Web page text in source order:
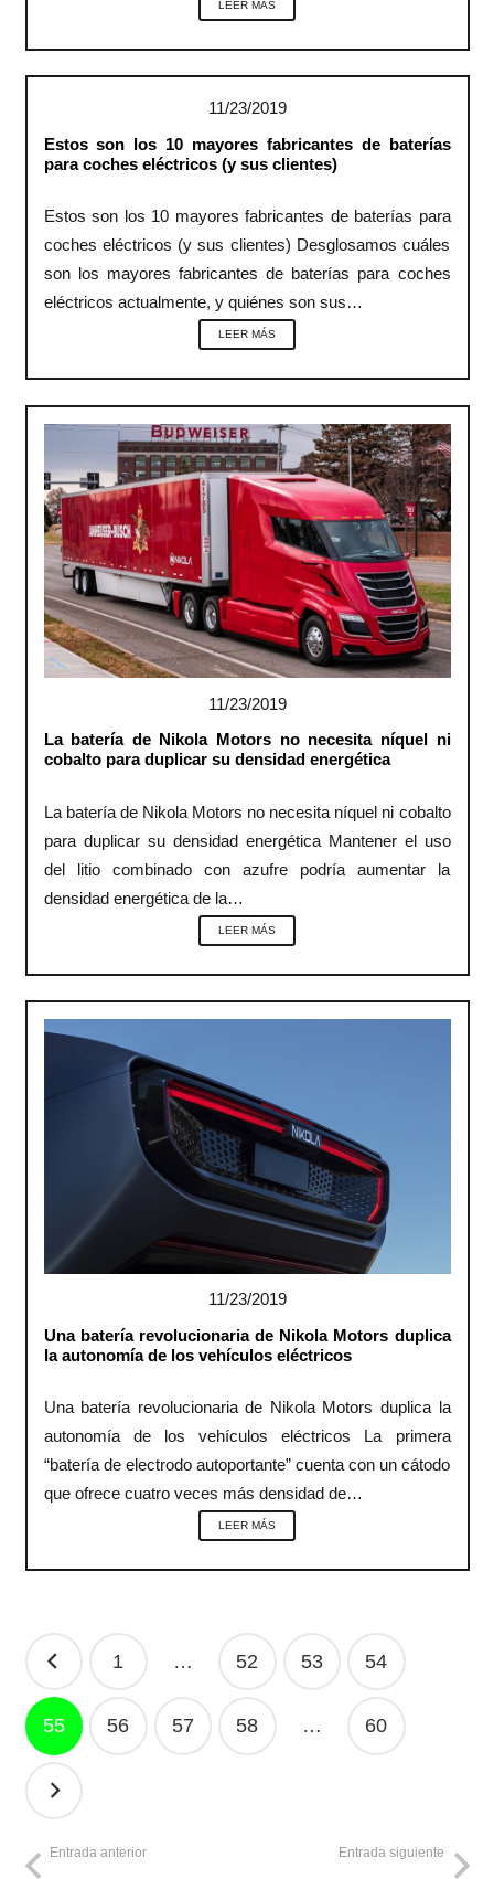
LEER MÁS
11/23/2019
Estos son los 10 mayores fabricantes de baterías
para coches eléctricos (y sus clientes)
Estos son los 10 mayores fabricantes de baterías para
coches eléctricos (y sus clientes) Desglosamos cuáles
son los mayores fabricantes de baterías para coches
eléctricos actualmente, y quiénes son sus…
LEER MÁS
11/23/2019
La batería de Nikola Motors no necesita níquel ni
cobalto para duplicar su densidad energética
La batería de Nikola Motors no necesita níquel ni cobalto
para duplicar su densidad energética Mantener el uso
del litio combinado con azufre podría aumentar la
densidad energética de la…
LEER MÁS
11/23/2019
Una batería revolucionaria de Nikola Motors duplica
la autonomía de los vehículos eléctricos
Una batería revolucionaria de Nikola Motors duplica la
autonomía de los vehículos eléctricos La primera
“batería de electrodo autoportante” cuenta con un cátodo
que ofrece cuatro veces más densidad de…
LEER MÁS
Navegación
de
entradas
1 … 52 53 54
55 56 57 58 … 60
Entrada anterior Entrada siguiente